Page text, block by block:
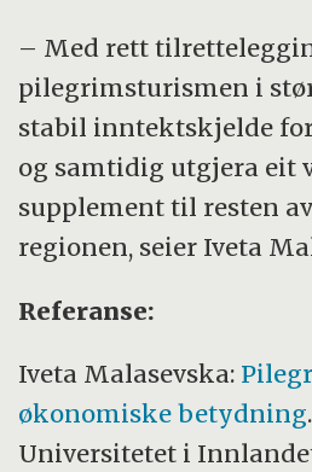
– Med rett
pilegrimsturismen i
stabil inntektskjelde
og samtidig utgjera eit
supplement til resten
regionen, seier Iveta
Referanse:
Iveta Malasevska:
økonomiske betydning
Universitetet i